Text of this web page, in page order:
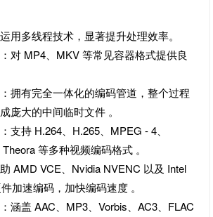
用多线程技术，显著提升处理效率。
对 MP4、MKV 等常见容器格式提供良
拥有完全一体化的编码管道，整个过程
庞大的中间临时文件 。
支持 H.264、H.265、MPEG - 4、
等多种视频编码格式 。
AMD VCE、Nvidia NVENC 以及 Intel
加速编码，加快编码速度 。
涵盖 AAC、MP3、Vorbis、AC3、FLAC